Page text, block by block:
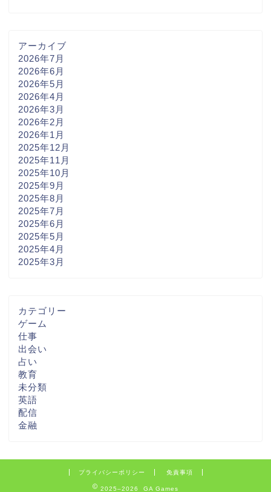
アーカイブ
2026年7月
2026年6月
2026年5月
2026年4月
2026年3月
2026年2月
2026年1月
2025年12月
2025年11月
2025年10月
2025年9月
2025年8月
2025年7月
2025年6月
2025年5月
2025年4月
2025年3月
カテゴリー
ゲーム
仕事
出会い
占い
教育
未分類
英語
配信
金融
プライバシーポリシー 免責事項
2025–2026 GA Games